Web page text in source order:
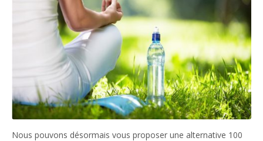
Nous pouvons désormais vous proposer une alternative 100